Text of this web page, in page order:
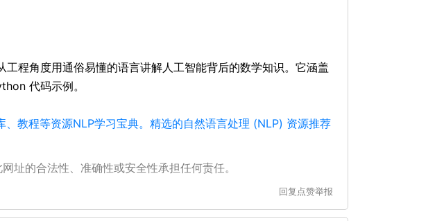
角度用通俗易懂的语言讲解人工智能背后的数学知识。它涵盖
代码示例。
、教程等资源NLP学习宝典。精选的自然语言处理 (NLP) 资源推荐
址的合法性、准确性或安全性承担任何责任。
回复 点赞举报